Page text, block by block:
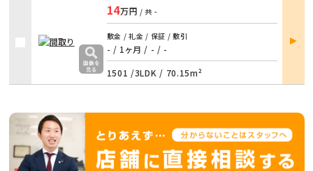
14万円 / 共 -
敷金 / 礼金 / 保証 / 敷引
- / 1ヶ月 / - / -
1501 /3LDK / 70.15m²
部屋
詳細